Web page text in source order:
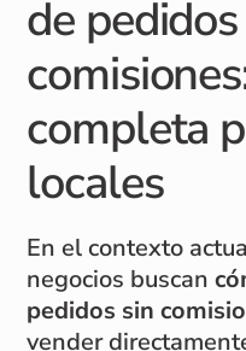
de
completa
locales
En el contexto
negocios buscan
pedidos sin
vender